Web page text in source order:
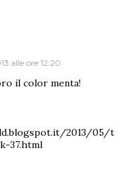
alle ore 12:20
il color menta!
2013/05/t
37.html